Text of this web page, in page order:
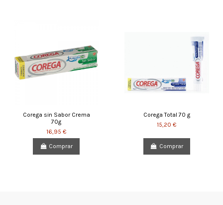
Corega sin Sabor Crema
70g
16,95 €
Comprar
Corega Total 70 g
15,20 €
Comprar